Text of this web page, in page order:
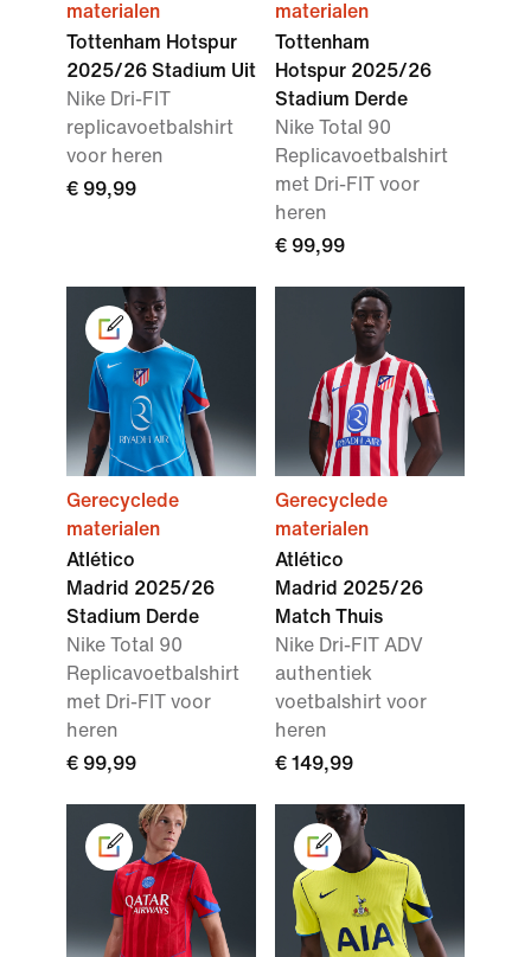
materialen
Tottenham Hotspur
2025/26 Stadium Uit
Nike Dri-FIT
replicavoetbalshirt
voor heren
€ 99,99
materialen
Tottenham
Hotspur 2025/26
Stadium Derde
Nike Total 90
Replicavoetbalshirt
met Dri-FIT voor
heren
€ 99,99
Gerecyclede
materialen
Atlético
Madrid 2025/26
Stadium Derde
Nike Total 90
Replicavoetbalshirt
met Dri-FIT voor
heren
€ 99,99
Gerecyclede
materialen
Atlético
Madrid 2025/26
Match Thuis
Nike Dri-FIT ADV
authentiek
voetbalshirt voor
heren
€ 149,99